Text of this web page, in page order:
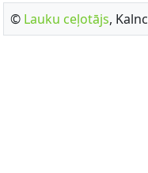
© Lauku ceļotājs,